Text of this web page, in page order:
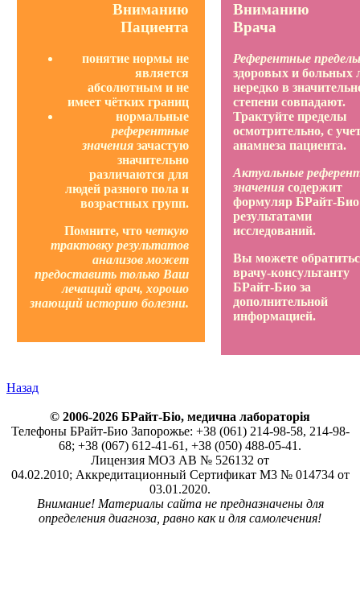
Вниманию
Пациента
понятие нормы не
является
абсолютным и не
имеет чётких границ
нормальные
референтные
значения зачастую
значительно
различаются для
людей разного пола и
возрастных групп.
Помните, что четкую
трактовку результатов
анализов может
предоставить только Ваш
лечащий врач, хорошо
знающий историю болезни.
Вниманию
Врача
Референтные пределы
здоровых и больных
нередко в
степени совпадают.
Трактуйте пределы
осмотрительно, с
анамнеза пациента.
Актуальные
значения содержит
формуляр БРайт-Био
результатами
исследований.
Вы можете
врачу-консультанту
БРайт-Био за
дополнительной
информацией.
Назад
© 2006-2026 БРайт-Біо, медична лабораторія
Телефоны БРайт-Био Запорожье: +38 (061) 214-98-58, 214-98-
68; +38 (067) 612-41-61, +38 (050) 488-05-41.
Лицензия МОЗ АВ № 526132 от
04.02.2010; Аккредитационный Сертификат М3 № 014734 от
03.01.2020.
Внимание! Материалы сайта не предназначены для
определения диагноза, равно как и для самолечения!